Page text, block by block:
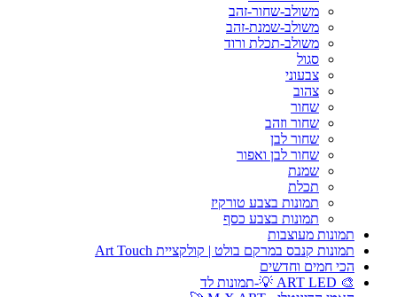
משולב-שחור-זהב
משולב-שמנת-זהב
משולב-תכלת ורוד
סגול
צבעוני
צהוב
שחור
שחור וזהב
שחור לבן
שחור לבן ואפור
שמנת
תכלת
תמונות בצבע טורקיז
תמונות בצבע כסף
תמונות מעוצבות
תמונות קנבס במרקם בולט | קולקציית Art Touch
הכי חמים וחדשים
🎨 ART LED 💡-תמונות לד